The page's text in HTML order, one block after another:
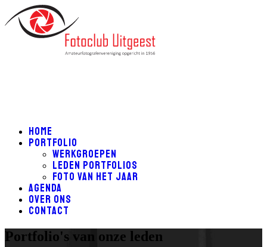
Home
Portfolio
Werkgroepen
Leden Portfolios
Foto van het Jaar
Agenda
Over ons
Contact
Portfolio's van onze leden